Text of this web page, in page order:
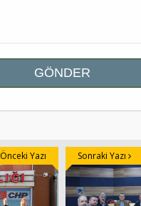
Önceki Yazı Sonraki Yazı